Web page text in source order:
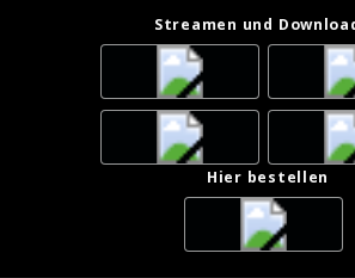
Streamen und
Hier bestellen